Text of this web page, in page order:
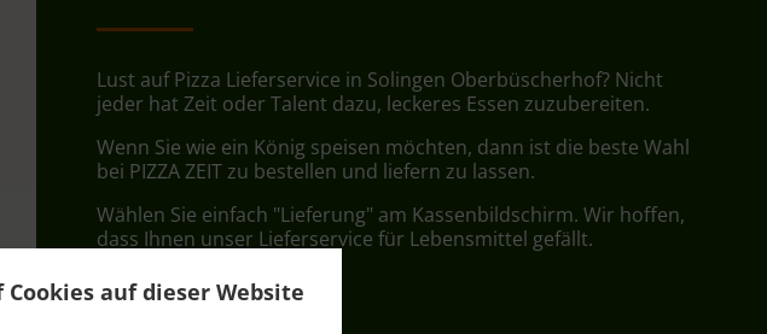
auf dieser Website
Lust auf Pizza Lieferservice in Solingen Oberbüscherhof? Nicht
jeder hat Zeit oder Talent dazu, leckeres Essen zuzubereiten.
Wenn Sie wie ein König speisen möchten, dann ist die beste Wahl
bei PIZZA ZEIT zu bestellen und liefern zu lassen.
Wählen Sie einfach "Lieferung" am Kassenbildschirm. Wir hoffen,
dass Ihnen unser Lieferservice für Lebensmittel gefällt.
Liefergebühr